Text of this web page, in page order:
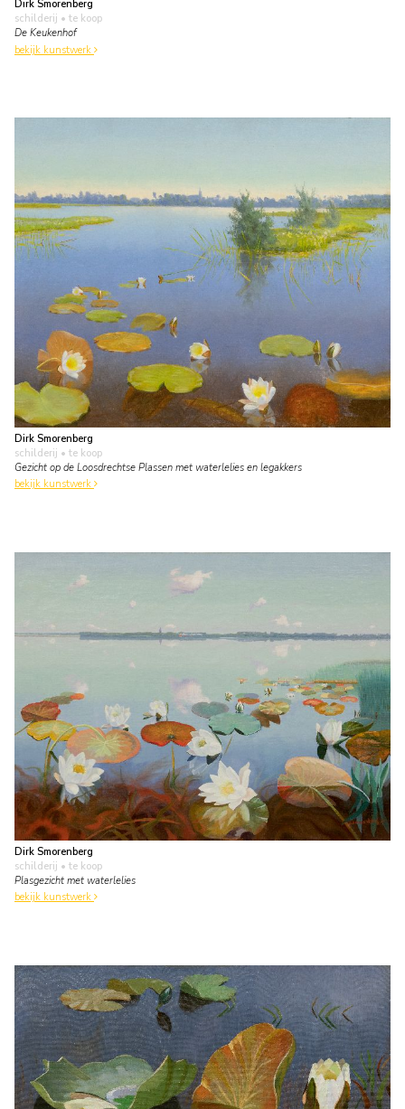
Dirk Smorenberg
schilderij • te koop
De Keukenhof
bekijk kunstwerk
Dirk Smorenberg
schilderij • te koop
Gezicht op de Loosdrechtse Plassen met waterlelies en legakkers
bekijk kunstwerk
Dirk Smorenberg
schilderij • te koop
Plasgezicht met waterlelies
bekijk kunstwerk